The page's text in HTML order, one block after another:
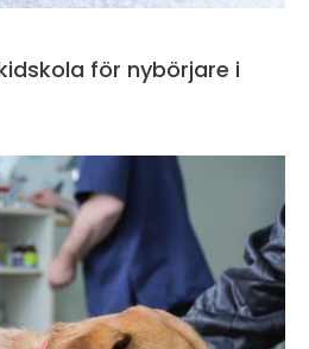
för nybörjare i